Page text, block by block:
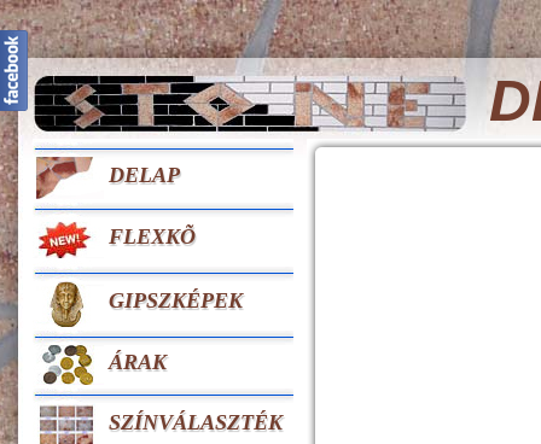
DELAP
FLEXKÕ
GIPSZKÉPEK
ÁRAK
SZÍNVÁLASZTÉK